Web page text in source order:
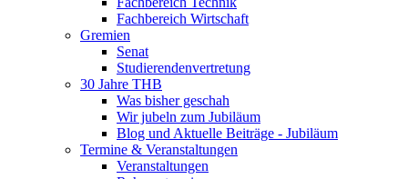
Fachbereich Wirtschaft
Gremien
Senat
Studierendenvertretung
30 Jahre THB
Was bisher geschah
Wir jubeln zum Jubiläum
Blog und Aktuelle Beiträge - Jubiläum
Termine & Veranstaltungen
Veranstaltungen